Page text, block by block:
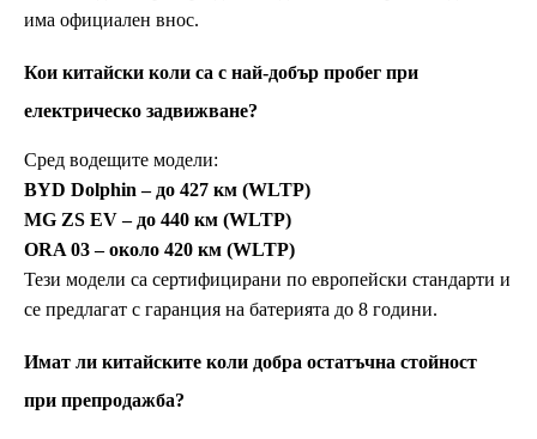
има официален внос.
Кои китайски коли са с най-добър пробег при
електрическо задвижване?
Сред водещите модели:
BYD Dolphin – до 427 км (WLTP)
MG ZS EV – до 440 км (WLTP)
ORA 03 – около 420 км (WLTP)
Тези модели са сертифицирани по европейски стандарти и
се предлагат с гаранция на батерията до 8 години.
Имат ли китайските коли добра остатъчна стойност
при препродажба?